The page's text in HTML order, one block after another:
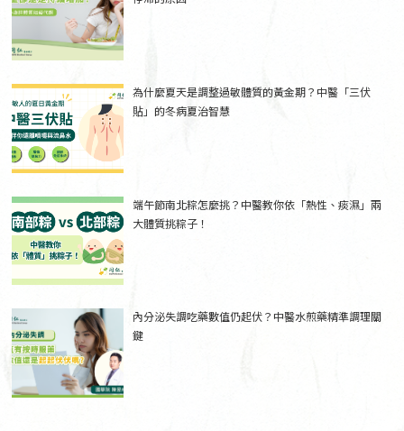
為什麼夏天是調整過敏體質的黃金期？中醫「三伏
貼」的冬病夏治智慧
端午節南北粽怎麼挑？中醫教你依「熱性、痰濕」兩
大體質挑粽子！
內分泌失調吃藥數值仍起伏？中醫水煎藥精準調理關
鍵